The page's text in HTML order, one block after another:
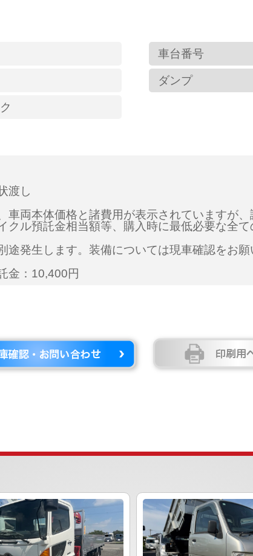
車台番号
ダンプ
渡し
車両本体価格と諸費用が表示されていますが
クル預託金相当額等、購入時に最低必要な全て
途発生します。装備については現車確認をお願
金：10,400円